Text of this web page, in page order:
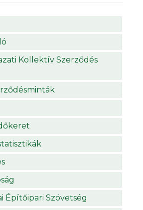
Kollektív Szerződés
Építőipari Szövetség